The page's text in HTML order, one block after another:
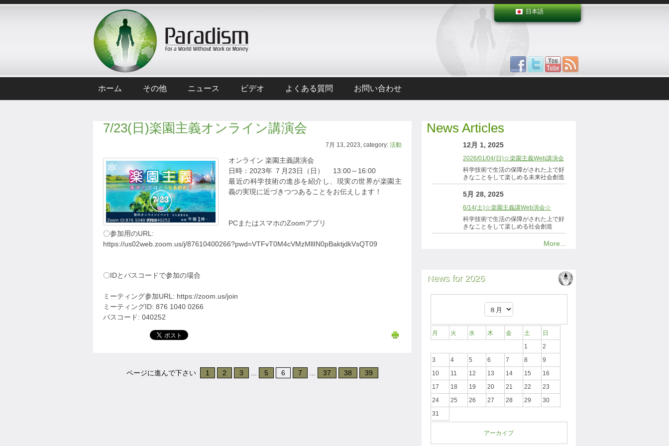
日本語
ホーム その他 ニュース ビデオ よくある質問 お問い合わせ
7/23(日)楽園主義オンライン講演会
7月 13, 2023, category: 活動
オンライン 楽園主義講演会
日時：2023年 ７月23日（日） 13:00～16:00
最近の科学技術の進歩を紹介し、現実の世界が楽園主
義の実現に近づきつつあることをお伝えします！
PCまたはスマホのZoomアプリ
〇参加用のURL:
https://us02web.zoom.us/j/87610400266?pwd=VTFvT0M4cVMzMllIN0pBaktjdkVsQT09
〇IDとパスコードで参加の場合
ミーティング参加URL: https://zoom.us/join
ミーティングID: 876 1040 0266
パスコード: 040252
ページに進んで下さい 1 2 3 5 6 7 37 38 39
News Articles
12月 1, 2025
2026/01/04(日)☆楽園主義Web講演会
科学技術で生活の保障がされた上で好
きなことをして楽しめる未来社会創造
5月 28, 2025
6/14(土)☆楽園主義講Web演会☆
科学技術で生活の保障がされた上で好
きなことをして楽しめる社会創造
More...
News for 2026
月 火 水 木 金 土
日
1
2
3
4 5 6 7 8
9
10
11 12 13 14 15
16
17
18 19 20 21 22
23
24
25 26 27 28 29
30
31
アーカイブ